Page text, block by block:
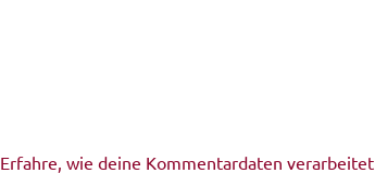
Erfahre, wie deine Kommentardaten verarbeitet